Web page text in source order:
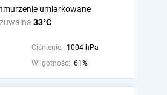
33°C
umiarkowane
Ciśnienie: 1004 hPa
Wilgotność: 61%